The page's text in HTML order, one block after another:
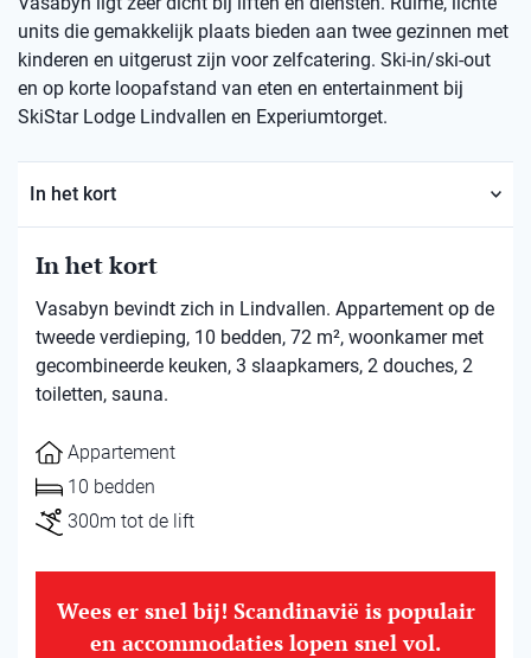
units die gemakkelijk plaats bieden aan twee gezinnen met
kinderen en uitgerust zijn voor zelfcatering. Ski-in/ski-out
en op korte loopafstand van eten en entertainment bij
SkiStar Lodge Lindvallen en Experiumtorget.
In het kort
In het kort
Vasabyn bevindt zich in Lindvallen. Appartement op de
tweede verdieping, 10 bedden, 72 m², woonkamer met
gecombineerde keuken, 3 slaapkamers, 2 douches, 2
toiletten, sauna.
Appartement
10 bedden
300m tot de lift
Wees er snel bij! Scandinavië is populair
en accommodaties lopen snel vol.